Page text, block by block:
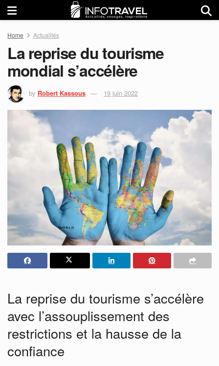
Home Actualités
La reprise du tourisme
mondial s’accélère
by Robert Kassous 19 juin 2022
La reprise du tourisme s’accélère
avec l’assouplissement des
restrictions et la hausse de la
confiance